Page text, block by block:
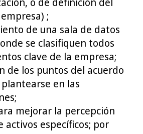
;
de una sala de datos
se clasifiquen todos
clave de la empresa;
de los puntos del acuerdo
en las
mejorar la percepción
activos específicos; por